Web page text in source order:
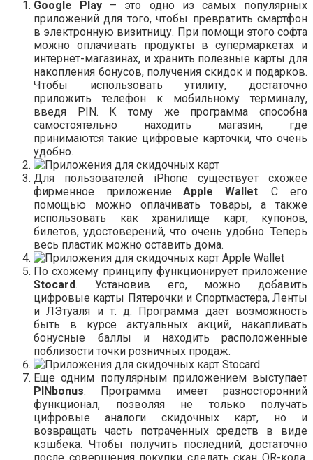
Google Play – это одно из самых популярных
приложений для того, чтобы превратить смартфон
в электронную визитницу. При помощи этого софта
можно оплачивать продукты в супермаркетах и
интернет-магазинах, и хранить полезные карты для
накопления бонусов, получения скидок и подарков.
Чтобы использовать утилиту, достаточно
приложить телефон к мобильному терминалу,
введя PIN. К тому же программа способна
самостоятельно находить магазин, где
принимаются такие цифровые карточки, что очень
удобно.
Для пользователей iPhone cуществует схожее
фирменное приложениеApple Wallet. С его
помощью можно оплачивать товары, а также
использовать как хранилище карт, купонов,
билетов, удостоверений, что очень удобно. Теперь
весь пластик можно оставить дома.
По схожему принципу функционирует приложение
Stocard. Установив его, можно добавить
цифровые карты Пятерочки и Спортмастера, Ленты
и ЛЭтуаля и т. д. Программа дает возможность
быть в курсе актуальных акций, накапливать
бонусные баллы и находить расположенные
поблизости точки розничных продаж.
Еще одним популярным приложением выступает
PINbonus. Программа имеет разносторонний
функционал, позволяя не только получать
цифровые аналоги скидочных карт, но и
возвращать часть потраченных средств в виде
кэшбека. Чтобы получить последний, достаточно
после совершения покупки сделать скан QR-кода,